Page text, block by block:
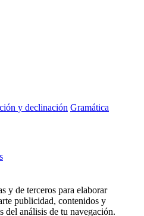
y declinación Gramática
y de terceros para elaborar
publicidad, contenidos y
del análisis de tu navegación.